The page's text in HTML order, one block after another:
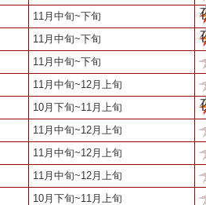
11月中旬~下旬
11月中旬~下旬
11月中旬~下旬
11月中旬~12月上旬
10月下旬~11月上旬
11月中旬~12月上旬
11月中旬~12月上旬
11月中旬~12月上旬
10月下旬~11月上旬